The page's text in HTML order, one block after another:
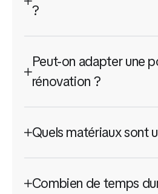
?
Peut-on adapter une
rénovation ?
Quels matériaux sont
Combien de temps